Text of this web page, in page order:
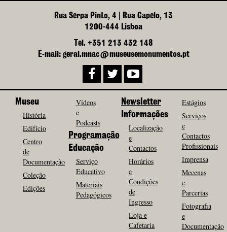
Rua Serpa Pinto, 4 | Rua Capelo, 13
1200-444 Lisboa
Tel. +351 213 432 148
E-mail: geral.mnac@museusemonumentos.pt
Museu
História
Edifício
Centro
de
Documentação
Coleção
Edições
Vídeos
e
Podcasts
Programação
Educação
Serviço
Educativo
Materiais
Pedagógicos
Newsletter
Informações
Localização
e
Contactos
Horários
e
Condições
de
Ingresso
Loja e
Cafetaria
Estágios
Serviços
e
Contactos
Profissionais
Imprensa
Mecenas
e
Parcerias
Fotografia
e
Documentação